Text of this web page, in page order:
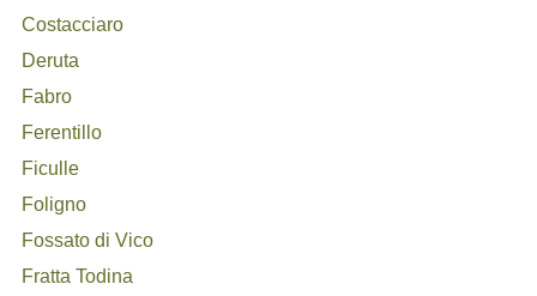
Costacciaro
Deruta
Fabro
Ferentillo
Ficulle
Foligno
Fossato di Vico
Fratta Todina